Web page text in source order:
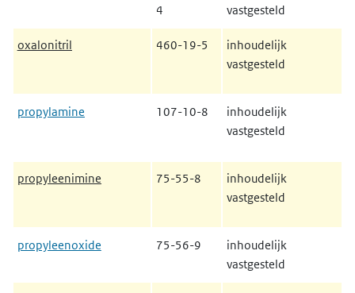
4
vastgesteld
oxalonitril 460-19-5
inhoudelijk
vastgesteld
propylamine 107-10-8
inhoudelijk
vastgesteld
propyleenimine 75-55-8
inhoudelijk
vastgesteld
propyleenoxide 75-56-9
inhoudelijk
vastgesteld